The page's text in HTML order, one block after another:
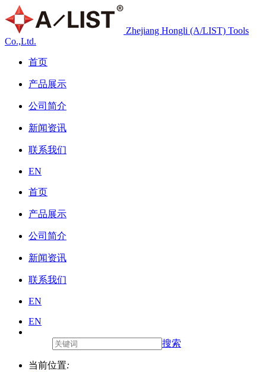
Zhejiang Hongli (A/LIST) Tools
Co.,Ltd.
首页
产品展示
公司简介
新闻资讯
联系我们
EN
首页
产品展示
公司简介
新闻资讯
联系我们
EN
EN
搜索
当前位置: